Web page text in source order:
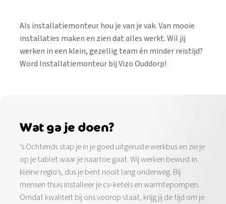
Als installatiemonteur hou je van je vak. Van mooie
installaties maken en zien dat alles werkt. Wil jij
werken in een klein, gezellig team én minder reistijd?
Word Installatiemonteur bij Vizo Ouddorp!
Wat ga je doen?
’s Ochtends stap je in je goed uitgeruste werkbus en zie je
op je tablet waar je naartoe gaat. Wij werken bewust in
kleine regio's, dus je bent nooit lang onderweg. Bij
mensen thuis installeer je cv-ketels en warmtepompen.
Omdat kwaliteit bij ons voorop staat, krijg jij de tijd om je